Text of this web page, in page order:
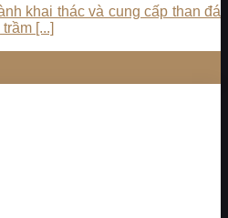
khai thác và cung cấp than đá
[...]